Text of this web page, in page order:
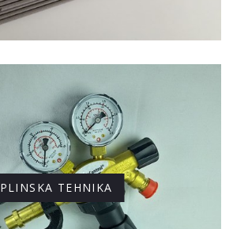
PLINSKA TEHNIKA